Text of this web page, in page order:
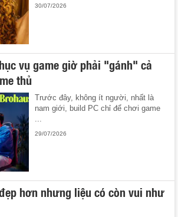
30/07/2026
vụ game giờ phải "gánh" cả
thủ
Trước đây, không ít người, nhất là
nam giới, build PC chỉ để chơi game
29/07/2026
hơn nhưng liệu có còn vui như